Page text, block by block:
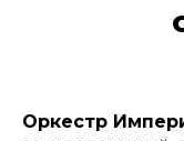
Оркестр